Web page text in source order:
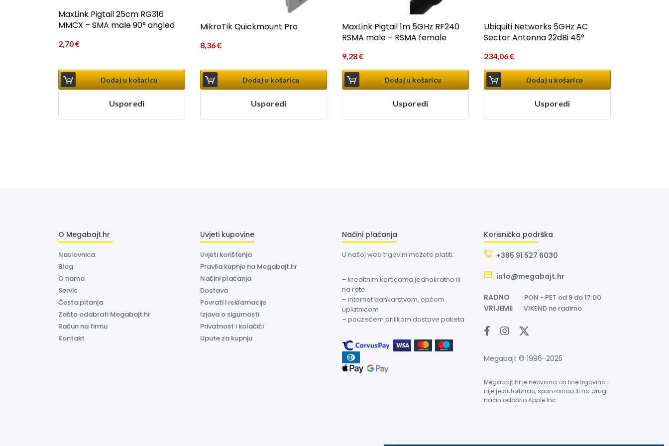
MaxLink Pigtail 25cm RG316
MMCX – SMA male 90° angled
2,70€
Dodaj u košaricu
Usporedi
MikroTik Quickmount Pro
8,36€
Dodaj u košaricu
Usporedi
MaxLink Pigtail 1m 5GHz RF240
RSMA male – RSMA female
9,28€
Dodaj u košaricu
Usporedi
Ubiquiti Networks 5GHz AC
Sector Antenna 22dBi 45°
234,06€
Dodaj u košaricu
Usporedi
O Megabajt.hr
Naslovnica
Blog
O nama
Servis
Česta pitanja
Zašto odabrati Megabajt.hr
Račun na firmu
Kontakt
Uvjeti kupovine
Uvjeti korištenja
Pravila kupnje na Megabajt.hr
Načini plaćanja
Dostava
Povrati i reklamacije
Izjava o sigurnosti
Privatnost i kolačići
Upute za kupnju
Načini plaćanja
U našoj web trgovini možete platiti:
– kreditnim karticama jednokratno ili
na rate
– internet bankarstvom, općom
uplatnicom
– pouzećem prilikom dostave paketa
Korisnička podrška
+385 91 527 6030
info@megabajt.hr
RADNO PON - PET od 9 do 17:00
VRIJEME VIKEND ne radimo
Megabajt © 1996-2025
Megabajt.hr je neovisna on line trgovina i
nije je autorizirao, sponzorirao ili na drugi
način odobrio Apple Inc.